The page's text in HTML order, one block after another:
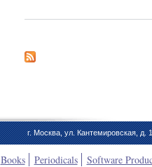
г. Москва, ул. Кантемировская, д.
Books Periodicals Software